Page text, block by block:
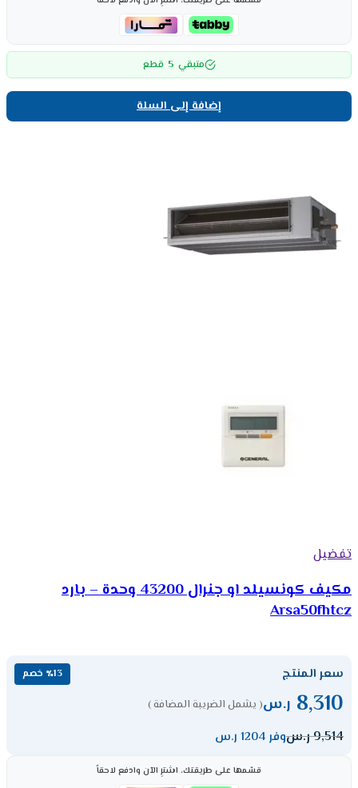
متبقي 5 قطع
إضافة إلى السلة
تفضيل
مكيف كونسيلد او جنرال 43200 وحدة – بارد
Arsa50fhtcz
سعر المنتج ٪13 خصم
8,310 ر.س( يشمل الضريبة المضافة )
9,514ر.سوفر 1204 ر.س
قسّمها على طريقتك، اشترِ الآن وادفع لاحقاً